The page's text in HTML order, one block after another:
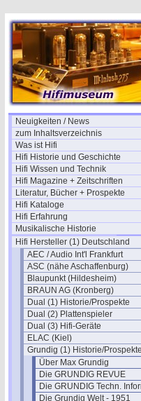
Neuigkeiten / News
zum Inhaltsverzeichnis
Was ist Hifi
Hifi Historie und Geschichte
Hifi Wissen und Technik
Hifi Magazine + Zeitschriften
Literatur, Bücher + Prospekte
Hifi Kataloge
Hifi Erfahrung
Musikalische Historie
Hifi Hersteller (1) Deutschland
AEC / Audio Int'l Frankfurt
ASC (nähe Aschaffenburg)
Blaupunkt (Hildesheim)
BRAUN AG (Kronberg)
Dual (1) Historie/Prospekte
Dual (2) Plattenspieler
Dual (3) Hifi-Geräte
ELAC (Kiel)
Grundig (1) Historie/Prospekte
Über Max Grundig
Die GRUNDIG REVUE
Die GRUNDIG Techn.
Die Grundig Welt - 1951